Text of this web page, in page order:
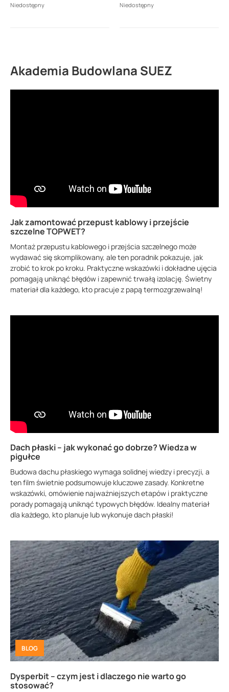
Niedostępny Niedostępny
Akademia Budowlana SUEZ
Jak zamontować przepust kablowy i przejście
szczelne TOPWET?
Montaż przepustu kablowego i przejścia szczelnego może
wydawać się skomplikowany, ale ten poradnik pokazuje, jak
zrobić to krok po kroku. Praktyczne wskazówki i dokładne ujęcia
pomagają uniknąć błędów i zapewnić trwałą izolację. Świetny
materiał dla każdego, kto pracuje z papą termozgrzewalną!
Dach płaski – jak wykonać go dobrze? Wiedza w
pigułce
Budowa dachu płaskiego wymaga solidnej wiedzy i precyzji, a
ten film świetnie podsumowuje kluczowe zasady. Konkretne
wskazówki, omówienie najważniejszych etapów i praktyczne
porady pomagają uniknąć typowych błędów. Idealny materiał
dla każdego, kto planuje lub wykonuje dach płaski!
BLOG
Dysperbit – czym jest i dlaczego nie warto go
stosować?